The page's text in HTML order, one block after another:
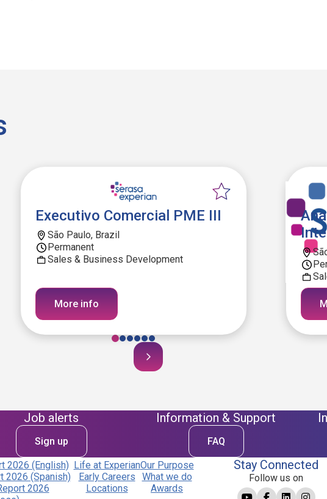
Executivo Comercial PME III
São Paulo, Brazil
Permanent
Sales & Business Development
More info
Job alerts
Sign up
Information & Support
FAQ
2026 (English)
2026 (Spanish)
2026
Life at Experian
Early Careers
Locations
Our Purpose
What we do
Awards
Stay Connected
Follow us on